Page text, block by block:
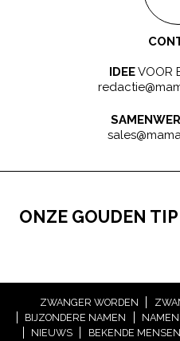
IDEEVOOR
ONZE GOUDEN TIP
ZWANGER WORDEN
BIJZONDERE NAMEN
NIEUWS
BEKENDE MENSEN